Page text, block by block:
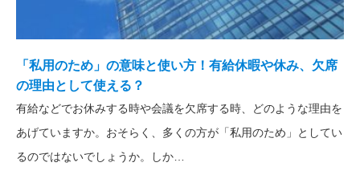
「私用のため」の意味と使い方！有給休暇や休み、欠席
の理由として使える？
有給などでお休みする時や会議を欠席する時、どのような理由を
あげていますか。おそらく、多くの方が「私用のため」としてい
るのではないでしょうか。しか…